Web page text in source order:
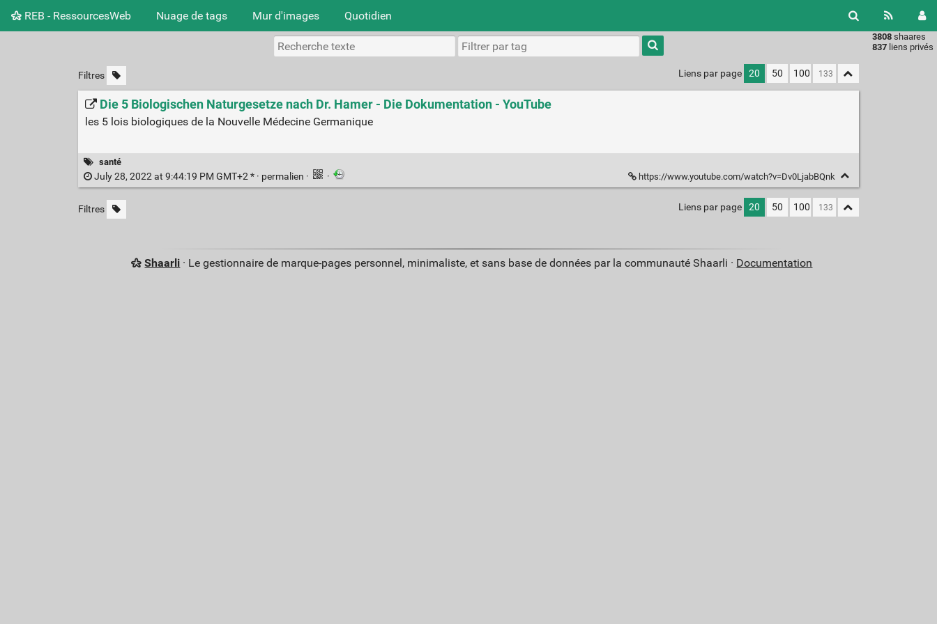
REB - RessourcesWeb Nuage de tags Mur d'images Quotidien
3808 shaares
837 liens privés
Type 1 or
more
characters
results.
Filtres Liens par page 20 50 100
Die 5 Biologischen Naturgesetze nach Dr. Hamer - Die Dokumentation - YouTube
les 5 lois biologiques de la Nouvelle Médecine Germanique
santé
July 28, 2022 at 9:44:19 PM GMT+2 * · permalien · · https://www.youtube.com/watch?v=Dv0LjabBQnk
Filtres Liens par page 20 50 100
Shaarli · Le gestionnaire de marque-pages personnel, minimaliste, et sans base de données par la communauté Shaarli · Documentation